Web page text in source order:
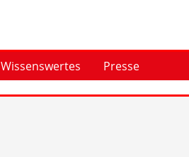
Wissenswertes Presse